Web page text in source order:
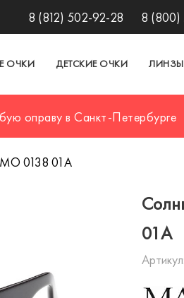
8 (812) 502-92-28 8 (800)
ОЧКИ ДЕТСКИЕ ОЧКИ
оправу в Санкт-Петербурге
0138 01A
01A
Артикул: